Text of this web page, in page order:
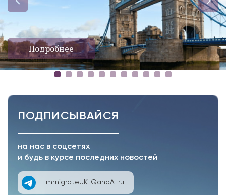
Подробнее
ПОДПИСЫВАЙСЯ
на нас в соцсетях
и будь в курсе последних новостей
ImmigrateUK_QandA_ru